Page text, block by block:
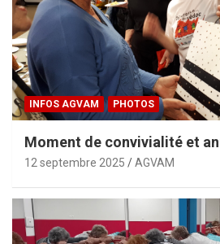
INFOS AGVAM PHOTOS
Moment de convivialité et
12 septembre 2025 AGVAM